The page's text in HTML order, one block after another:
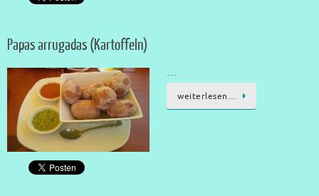
Papas arrugadas (Kartoffeln)
…
weiterlesen…